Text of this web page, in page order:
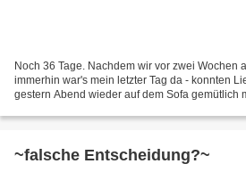
Noch 36 Tage. Nachdem wir vor zwei Wochen
immerhin war's mein letzter Tag da - konnten
gestern Abend wieder auf dem Sofa gemütlich
~falsche Entscheidung?~